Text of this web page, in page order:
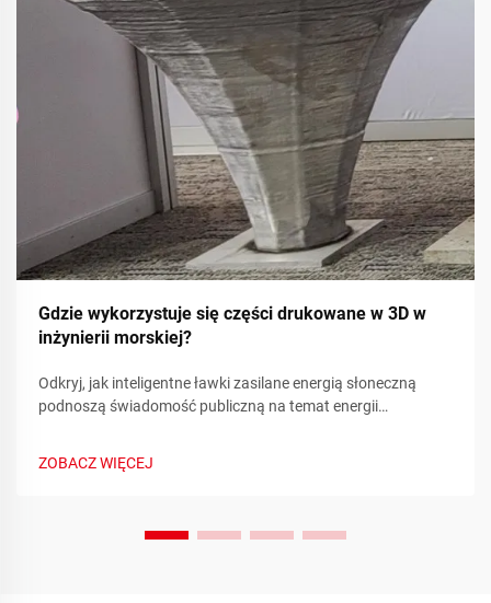
Gdzie wykorzystuje się części drukowane w 3D w
inżynierii morskiej?
Odkryj, jak inteligentne ławki zasilane energią słoneczną
podnoszą świadomość publiczną na temat energii
Dowiedz się więcej już dziś.
ZOBACZ WIĘCEJ